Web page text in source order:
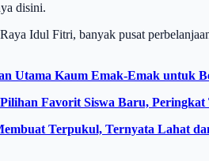
disini.
Idul Fitri, banyak pusat
Utama Kaum Emak-Emak untuk
Favorit Siswa Baru,
Terpukul, Ternyata Lahat